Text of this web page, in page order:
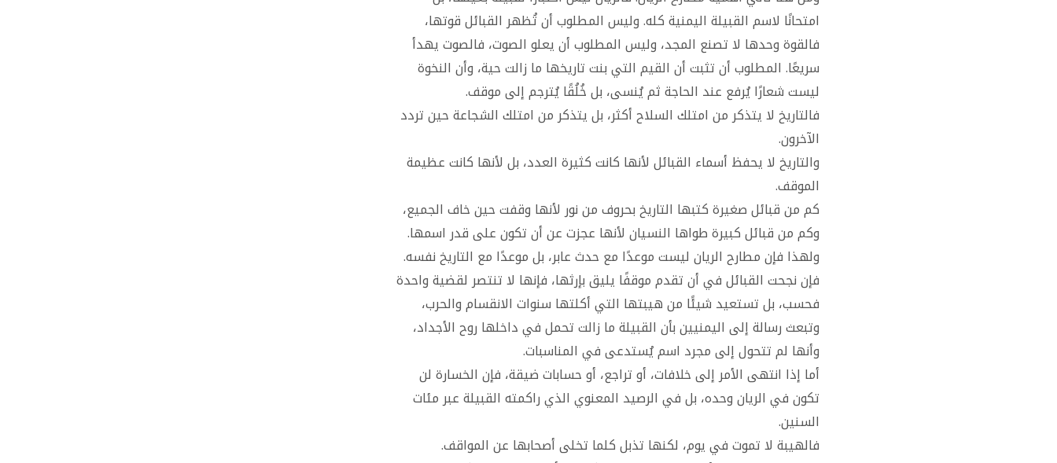
امتحانًا لاسم القبيلة اليمنية كله. وليس المطلوب أن تُظهر القبائل قوتها،
فالقوة وحدها لا تصنع المجد، وليس المطلوب أن يعلو الصوت، فالصوت يهدأ
سريعًا. المطلوب أن تثبت أن القيم التي بنت تاريخها ما زالت حية، وأن النخوة
ليست شعارًا يُرفع عند الحاجة ثم يُنسى، بل خُلُقًا يُترجم إلى موقف.
فالتاريخ لا يتذكر من امتلك السلاح أكثر، بل يتذكر من امتلك الشجاعة حين تردد
الآخرون.
والتاريخ لا يحفظ أسماء القبائل لأنها كانت كثيرة العدد، بل لأنها كانت عظيمة
الموقف.
كم من قبائل صغيرة كتبها التاريخ بحروف من نور لأنها وقفت حين خاف الجميع،
وكم من قبائل كبيرة طواها النسيان لأنها عجزت عن أن تكون على قدر اسمها.
ولهذا فإن مطارح الريان ليست موعدًا مع حدث عابر، بل موعدًا مع التاريخ نفسه.
فإن نجحت القبائل في أن تقدم موقفًا يليق بإرثها، فإنها لا تنتصر لقضية واحدة
فحسب، بل تستعيد شيئًا من هيبتها التي أكلتها سنوات الانقسام والحرب،
وتبعث رسالة إلى اليمنيين بأن القبيلة ما زالت تحمل في داخلها روح الأجداد،
وأنها لم تتحول إلى مجرد اسم يُستدعى في المناسبات.
أما إذا انتهى الأمر إلى خلافات، أو تراجع، أو حسابات ضيقة، فإن الخسارة لن
تكون في الريان وحده، بل في الرصيد المعنوي الذي راكمته القبيلة عبر مئات
السنين.
فالهيبة لا تموت في يوم، لكنها تذبل كلما تخلى أصحابها عن المواقف.